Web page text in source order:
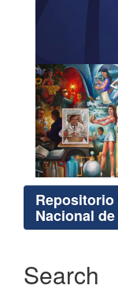
Nacional
Search